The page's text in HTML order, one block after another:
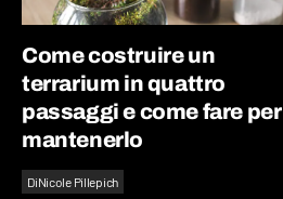
Come costruire un
terrarium in quattro
passaggi e come fare per
mantenerlo
DiNicole Pillepich